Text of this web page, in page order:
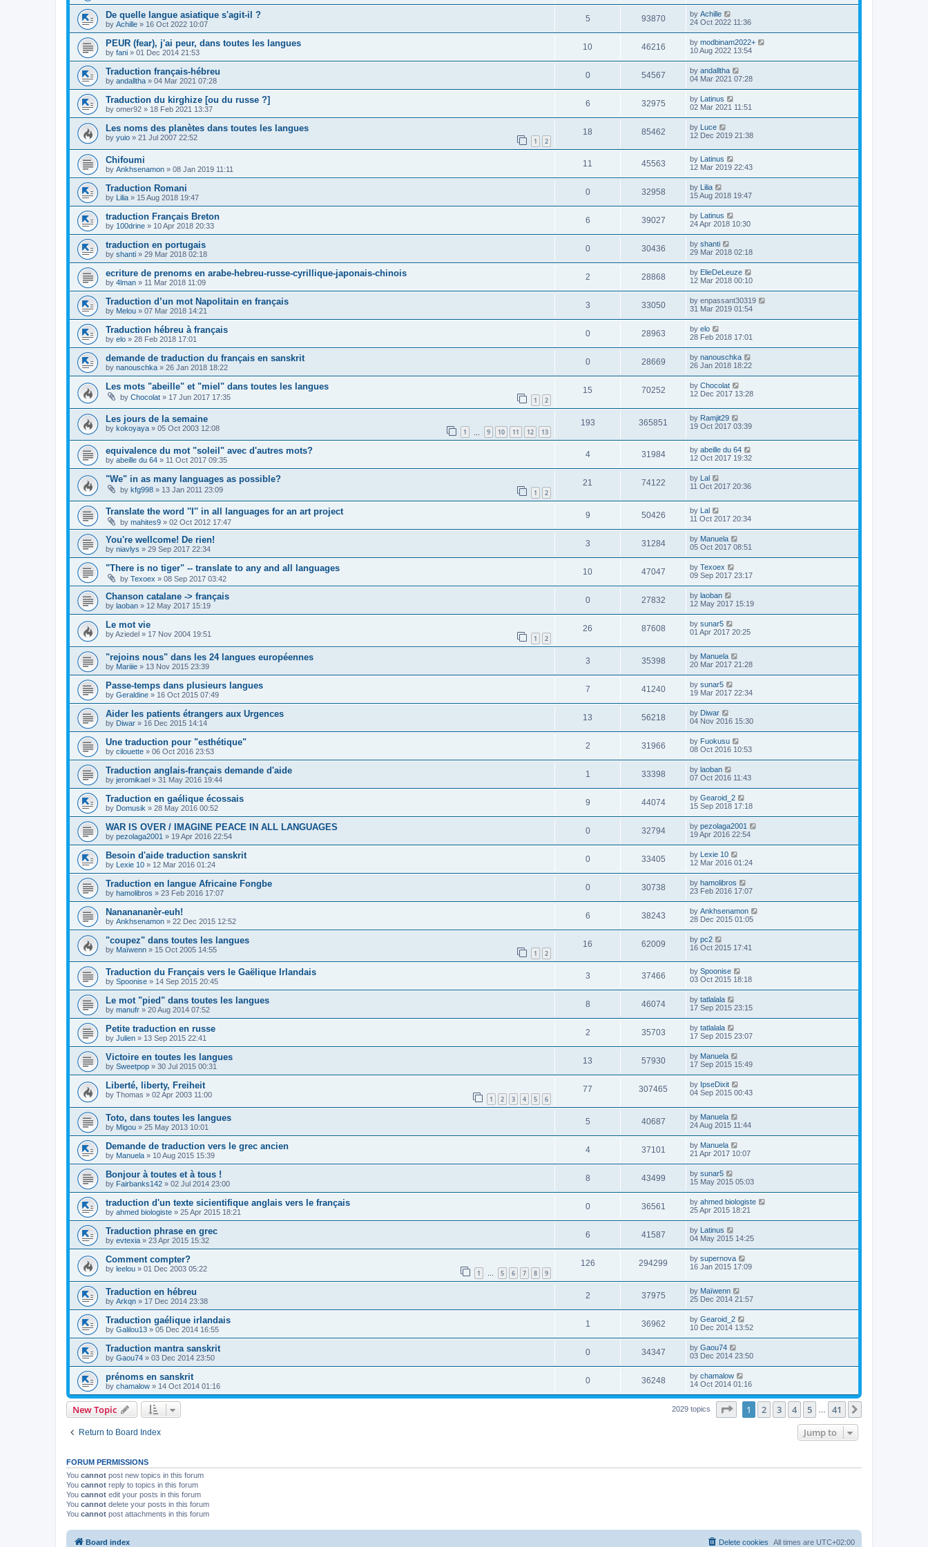
De quelle langue asiatique s'agit-il ?
by Achille » 16 Oct 2022 10:07
5 93870 by Achille
24 Oct 2022 11:36
PEUR (fear), j'ai peur, dans toutes les langues
by fani » 01 Dec 2014 21:53
10 46216 by modbinam2022+
10 Aug 2022 13:54
Traduction français-hébreu
by andalltha » 04 Mar 2021 07:28
0 54567 by andalltha
04 Mar 2021 07:28
Traduction du kirghize [ou du russe ?]
by omer92 » 18 Feb 2021 13:37
6 32975 by Latinus
02 Mar 2021 11:51
Les noms des planètes dans toutes les langues
by yuio » 21 Jul 2007 22:52 1 2
18 85462 by Luce
12 Dec 2019 21:38
Chifoumi
by Ankhsenamon » 08 Jan 2019 11:11
11 45563 by Latinus
12 Mar 2019 22:43
Traduction Romani
by Lilia » 15 Aug 2018 19:47
0 32958 by Lilia
15 Aug 2018 19:47
traduction Français Breton
by 100drine » 10 Apr 2018 20:33
6 39027 by Latinus
24 Apr 2018 10:30
traduction en portugais
by shanti » 29 Mar 2018 02:18
0 30436 by shanti
29 Mar 2018 02:18
ecriture de prenoms en arabe-hebreu-russe-cyrillique-japonais-chinois
by 4lman » 11 Mar 2018 11:09
2 28868 by ElieDeLeuze
12 Mar 2018 00:10
Traduction d’un mot Napolitain en français
by Melou » 07 Mar 2018 14:21
3 33050 by enpassant30319
31 Mar 2019 01:54
Traduction hébreu à français
by elo » 28 Feb 2018 17:01
0 28963 by elo
28 Feb 2018 17:01
demande de traduction du français en sanskrit
by nanouschka » 26 Jan 2018 18:22
0 28669 by nanouschka
26 Jan 2018 18:22
Les mots "abeille" et "miel" dans toutes les langues
by Chocolat » 17 Jun 2017 17:35 1 2
15 70252 by Chocolat
12 Dec 2017 13:28
Les jours de la semaine
by kokoyaya » 05 Oct 2003 12:08 1 9 10 11 12 13
193 365851 by Ramjit29
19 Oct 2017 03:39
equivalence du mot "soleil" avec d'autres mots?
by abeille du 64 » 11 Oct 2017 09:35
4 31984 by abeille du 64
12 Oct 2017 19:32
"We" in as many languages as possible?
by kfg998 » 13 Jan 2011 23:09 1 2
21 74122 by Lal
11 Oct 2017 20:36
Translate the word ''I'' in all languages for an art project
by mahites9 » 02 Oct 2012 17:47
9 50426 by Lal
11 Oct 2017 20:34
You're wellcome! De rien!
by niavlys » 29 Sep 2017 22:34
3 31284 by Manuela
05 Oct 2017 08:51
"There is no tiger" -- translate to any and all languages
by Texoex » 08 Sep 2017 03:42
10 47047 by Texoex
09 Sep 2017 23:17
Chanson catalane -> français
by laoban » 12 May 2017 15:19
0 27832 by laoban
12 May 2017 15:19
Le mot vie
byAziedel » 17 Nov 2004 19:51 1 2
26 87608 by sunar5
01 Apr 2017 20:25
"rejoins nous" dans les 24 langues européennes
by Mariiie » 13 Nov 2015 23:39
3 35398 by Manuela
20 Mar 2017 21:28
Passe-temps dans plusieurs langues
by Geraldine » 16 Oct 2015 07:49
7 41240 by sunar5
19 Mar 2017 22:34
Aider les patients étrangers aux Urgences
by Diwar » 16 Dec 2015 14:14
13 56218 by Diwar
04 Nov 2016 15:30
Une traduction pour "esthétique"
by cilouette » 06 Oct 2016 23:53
2 31966 by Fuokusu
08 Oct 2016 10:53
Traduction anglais-français demande d'aide
by jeromikael » 31 May 2016 19:44
1 33398 by laoban
07 Oct 2016 11:43
Traduction en gaélique écossais
by Domusik » 28 May 2016 00:52
9 44074 by Gearoid_2
15 Sep 2018 17:18
WAR IS OVER / IMAGINE PEACE IN ALL LANGUAGES
by pezolaga2001 » 19 Apr 2016 22:54
0 32794 by pezolaga2001
19 Apr 2016 22:54
Besoin d'aide traduction sanskrit
by Lexie 10 » 12 Mar 2016 01:24
0 33405 by Lexie 10
12 Mar 2016 01:24
Traduction en langue Africaine Fongbe
by hamolibros » 23 Feb 2016 17:07
0 30738 by hamolibros
23 Feb 2016 17:07
Nananananèr-euh!
by Ankhsenamon » 22 Dec 2015 12:52
6 38243 by Ankhsenamon
28 Dec 2015 01:05
"coupez" dans toutes les langues
by Maïwenn » 15 Oct 2005 14:55 1 2
16 62009 by pc2
16 Oct 2015 17:41
Traduction du Français vers le Gaëlique Irlandais
by Spoonise » 14 Sep 2015 20:45
3 37466 by Spoonise
03 Oct 2015 18:18
Le mot "pied" dans toutes les langues
by manufr » 20 Aug 2014 07:52
8 46074 by tatlalala
17 Sep 2015 23:15
Petite traduction en russe
by Julien » 13 Sep 2015 22:41
2 35703 by tatlalala
17 Sep 2015 23:07
Victoire en toutes les langues
by Sweetpop » 30 Jul 2015 00:31
13 57930 by Manuela
17 Sep 2015 15:49
Liberté, liberty, Freiheit
by Thomas » 02 Apr 2003 11:00 1 2 3 4 5 6
77 307465 by IpseDixit
04 Sep 2015 00:43
Toto, dans toutes les langues
by Migou » 25 May 2013 10:01
5 40687 by Manuela
24 Aug 2015 11:44
Demande de traduction vers le grec ancien
by Manuela » 10 Aug 2015 15:39
4 37101 by Manuela
21 Apr 2017 10:07
Bonjour à toutes et à tous !
by Fairbanks142 » 02 Jul 2014 23:00
8 43499 by sunar5
15 May 2015 05:03
traduction d'un texte sicientifique anglais vers le français
by ahmed biologiste » 25 Apr 2015 18:21
0 36561 by ahmed biologiste
25 Apr 2015 18:21
Traduction phrase en grec
by evtexia » 23 Apr 2015 15:32
6 41587 by Latinus
04 May 2015 14:25
Comment compter?
by leelou » 01 Dec 2003 05:22 1 … 5 6 7 8 9
126 294299 by supernova
16 Jan 2015 17:09
Traduction en hébreu
by Arkqn » 17 Dec 2014 23:38
2 37975 by Maïwenn
25 Dec 2014 21:57
Traduction gaélique irlandais
by Galilou13 » 05 Dec 2014 16:55
1 36962 by Gearoid_2
10 Dec 2014 13:52
Traduction mantra sanskrit
by Gaou74 » 03 Dec 2014 23:50
0 34347 by Gaou74
03 Dec 2014 23:50
prénoms en sanskrit
by chamalow » 14 Oct 2014 01:16
0 36248 by chamalow
14 Oct 2014 01:16
New Topic 2029 topics Page of 41
1 2 3 4 5 41
Return to Board Index Jump to
FORUM PERMISSIONS
You cannot post new topics in this forum
You cannot reply to topics in this forum
You cannot edit your posts in this forum
You cannot delete your posts in this forum
You cannot post attachments in this forum
Board index All times are UTC+02:00
Delete cookies